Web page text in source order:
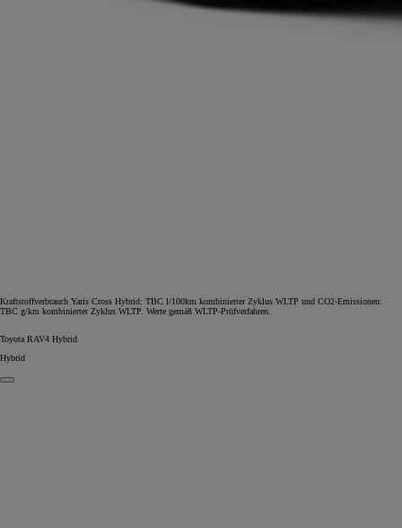
Kraftstoffverbrauch Yaris Cross Hybrid: TBC l/100km kombinierter Zyklus WLTP und CO2-Emissionen:
TBC g/km kombinierter Zyklus WLTP. Werte gemäß WLTP-Prüfverfahren.
Toyota RAV4 Hybrid
Hybrid